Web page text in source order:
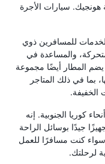
سيارات الأجرة
للمسافرين ذوي
والمساعدة في
يضم المطار أيضًا مجموعة
بما في ذلك المتاجر
الخفيفة.
كوريا الجنوبية. إنه
جيدًا بوسائل الراحة
كنت مسافرًا للعمل
لرحلتك.